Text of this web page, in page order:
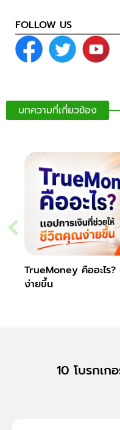
FOLLOW US
บทความที่เกี่ยวข้อง
TrueMoney คืออะไร
ง่ายขึ้น
10 โบรกเก